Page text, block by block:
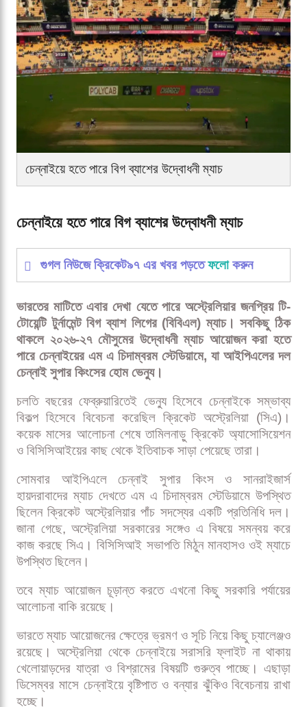
চেন্নাইয়ে হতে পারে বিগ ব্যাশের উদ্বোধনী ম্যাচ
চেন্নাইয়ে হতে পারে বিগ ব্যাশের উদ্বোধনী ম্যাচ
গুগল নিউজে ক্রিকেট৯৭ এর খবর পড়তেফলোকরুন
ভারতের মাটিতে এবার দেখা যেতে পারে অস্ট্রেলিয়ার জনপ্রিয় টি-
টোয়েন্টি টুর্নামেন্ট বিগ ব্যাশ লিগের (বিবিএল) ম্যাচ। সবকিছু ঠিক
থাকলে ২০২৬-২৭ মৌসুমের উদ্বোধনী ম্যাচ আয়োজন করা হতে
পারে চেন্নাইয়ের এম এ চিদাম্বরম স্টেডিয়ামে, যা আইপিএলের দল
চেন্নাই সুপার কিংসের হোম ভেন্যু।
চলতি বছরের ফেব্রুয়ারিতেই ভেন্যু হিসেবে চেন্নাইকে সম্ভাব্য
বিকল্প হিসেবে বিবেচনা করেছিল ক্রিকেট অস্ট্রেলিয়া (সিএ)।
কয়েক মাসের আলোচনা শেষে তামিলনাড়ু ক্রিকেট অ্যাসোসিয়েশন
ও বিসিসিআইয়ের কাছ থেকে ইতিবাচক সাড়া পেয়েছে তারা।
সোমবার আইপিএলে চেন্নাই সুপার কিংস ও সানরাইজার্স
হায়দরাবাদের ম্যাচ দেখতে এম এ চিদাম্বরম স্টেডিয়ামে উপস্থিত
ছিলেন ক্রিকেট অস্ট্রেলিয়ার পাঁচ সদস্যের একটি প্রতিনিধি দল।
জানা গেছে, অস্ট্রেলিয়া সরকারের সঙ্গেও এ বিষয়ে সমন্বয় করে
কাজ করছে সিএ। বিসিসিআই সভাপতি মিঠুন মানহাসও ওই ম্যাচে
উপস্থিত ছিলেন।
তবে ম্যাচ আয়োজন চূড়ান্ত করতে এখনো কিছু সরকারি পর্যায়ের
আলোচনা বাকি রয়েছে।
ভারতে ম্যাচ আয়োজনের ক্ষেত্রে ভ্রমণ ও সূচি নিয়ে কিছু চ্যালেঞ্জও
রয়েছে। অস্ট্রেলিয়া থেকে চেন্নাইয়ে সরাসরি ফ্লাইট না থাকায়
খেলোয়াড়দের যাত্রা ও বিশ্রামের বিষয়টি গুরুত্ব পাচ্ছে। এছাড়া
ডিসেম্বর মাসে চেন্নাইয়ে বৃষ্টিপাত ও বন্যার ঝুঁকিও বিবেচনায় রাখা
হচ্ছে।